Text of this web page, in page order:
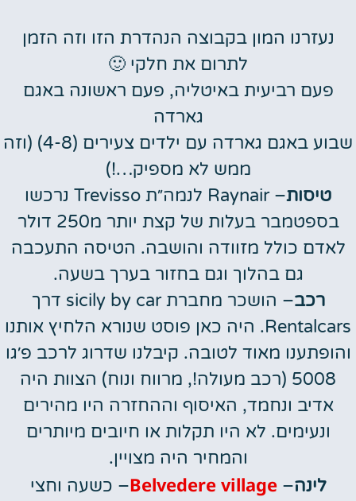
נעזרנו המון בקבוצה הנהדרת הזו וזה הזמן
לתרום את חלקי 🙂
פעם רביעית באיטליה, פעם ראשונה באגם
גארדה
שבוע באגם גארדה עם ילדים צעירים (4-8) (וזה
ממש לא מספיק…!)
טיסות
– Raynair לנמה״ת Trevisso נרכשו
בספטמבר בעלות של קצת יותר מ250 דולר
לאדם כולל מזוודה והושבה. הטיסה התעכבה
גם בהלוך וגם בחזור בערך בשעה.
רכב
– הושכר מחברת sicily by car דרך
Rentalcars. היה כאן פוסט שנורא הלחיץ אותנו
והופתענו מאוד לטובה. קיבלנו שדרוג לרכב פ׳גו
5008 (רכב מעולה!, מרווח ונוח) הצוות היה
אדיב ונחמד, האיסוף וההחזרה היו מהירים
ונעימים. לא היו תקלות או חיובים מיותרים
והמחיר היה מצויין.
לינה–
Belvedere village– כשעה וחצי